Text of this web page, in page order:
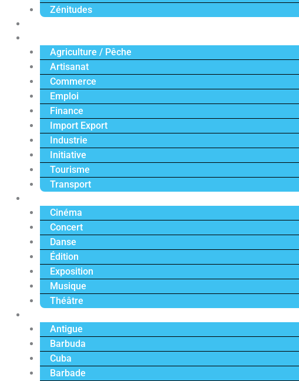
Zénitudes
Agriculture / Pêche
Artisanat
Commerce
Emploi
Finance
Import Export
Industrie
Initiative
Tourisme
Transport
Cinéma
Concert
Danse
Édition
Exposition
Musique
Théâtre
Antigue
Barbuda
Cuba
Barbade